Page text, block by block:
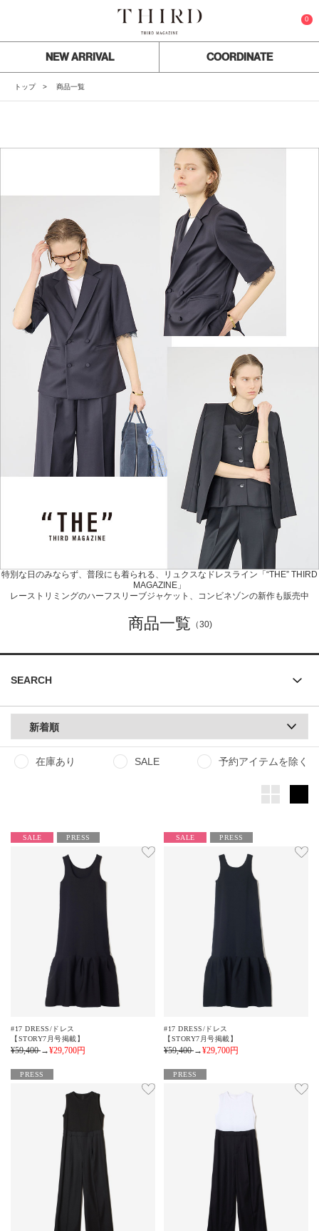
0
NEW ARRIVAL COORDINATE
トップ 商品一覧
特別な日のみならず、普段にも着られる、リュクスなドレスライン「“THE” THIRD
MAGAZINE」
レーストリミングのハーフスリーブジャケット、コンビネゾンの新作も販売中
商品一覧 （30)
SEARCH
新着順
在庫あり SALE 予約アイテムを除く
SALE PRESS
#17 DRESS/ドレス
【STORY7月号掲載】
¥59,400→¥29,700円
SALE PRESS
#17 DRESS/ドレス
【STORY7月号掲載】
¥59,400→¥29,700円
PRESS PRESS